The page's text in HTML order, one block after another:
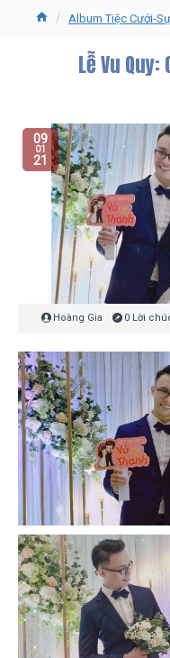
Album Tiệc Cưới-
Lễ Vu Quy:
09
01
21
Hoàng Gia 0 Lời